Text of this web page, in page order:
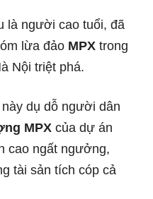
là người cao tuổi, đã
lừa đảo MPX trong
Nội triệt phá.
dụ dỗ người dân
MPX của dự án
cao ngất ngưởng,
tài sản tích cóp cả